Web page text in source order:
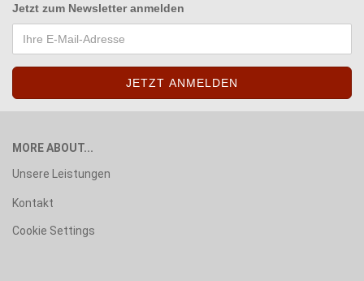
Jetzt zum Newsletter anmelden
MORE ABOUT...
Unsere Leistungen
Kontakt
Cookie Settings